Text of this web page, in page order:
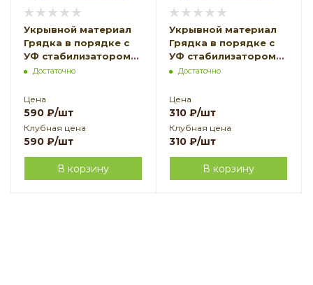
Укрывной материал
Грядка в порядке с
УФ стабилизатором
белый 17 г/м2, 3,2 х 10
Земледелие
Достаточно
Цена
590 ₽/шт
Клубная цена
590 ₽/шт
В корзину
Укрывной материал
Грядка в порядке с
УФ стабилизатором
белый 17 г/м2, 1,6 х 10
Земледелие
Достаточно
Цена
310 ₽/шт
Клубная цена
310 ₽/шт
В корзину